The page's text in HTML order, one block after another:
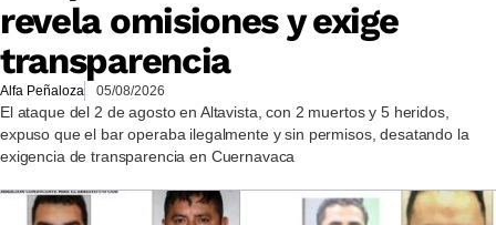
revela omisiones y exige
transparencia
Alfa Peñaloza 05/08/2026
El ataque del 2 de agosto en Altavista, con 2 muertos y 5 heridos,
expuso que el bar operaba ilegalmente y sin permisos, desatando la
exigencia de transparencia en Cuernavaca